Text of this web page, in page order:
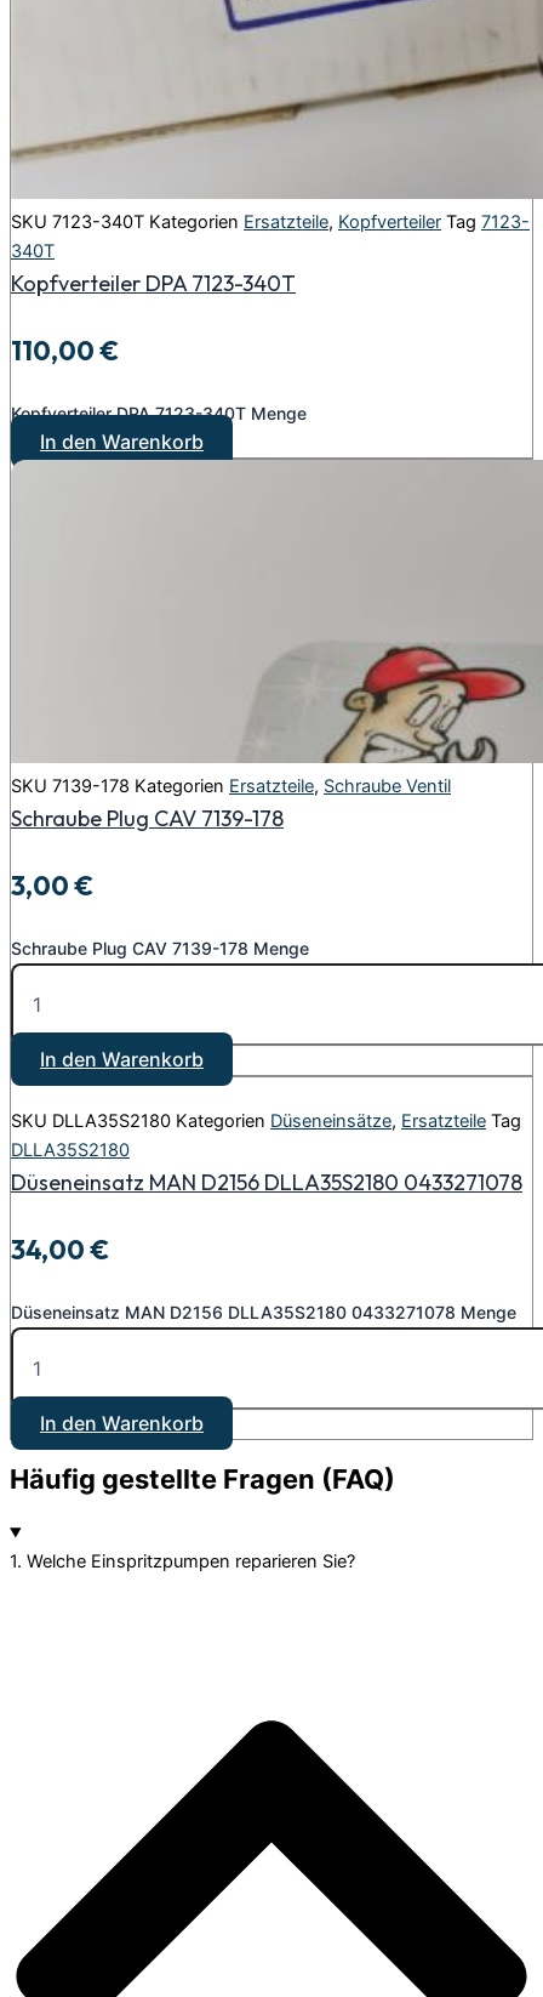
SKU 7123-340T Kategorien Ersatzteile, Kopfverteiler Tag 7123-
340T
Kopfverteiler DPA 7123-340T
110,00€
Kopfverteiler DPA 7123-340T Menge
In den Warenkorb
SKU 7139-178 Kategorien Ersatzteile, Schraube Ventil
Schraube Plug CAV 7139-178
3,00€
Schraube Plug CAV 7139-178 Menge
In den Warenkorb
SKU DLLA35S2180 Kategorien Düseneinsätze, Ersatzteile Tag
DLLA35S2180
Düseneinsatz MAN D2156 DLLA35S2180 0433271078
34,00€
Düseneinsatz MAN D2156 DLLA35S2180 0433271078 Menge
In den Warenkorb
Häufig gestellte Fragen (FAQ)
1. Welche Einspritzpumpen reparieren Sie?